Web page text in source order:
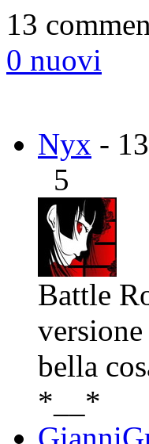
13
0 nuovi
Nyx -
5
Battle
bella
*__*